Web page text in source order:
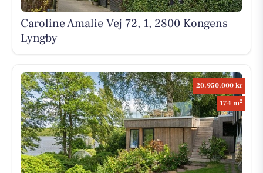
Caroline Amalie Vej 72, 1, 2800 Kongens
Lyngby
20.950.000 kr
174 m2